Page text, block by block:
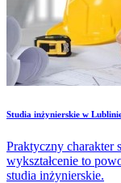
Studia inżynierskie w
Praktyczny charakter
wykształcenie to
studia inżynierskie.